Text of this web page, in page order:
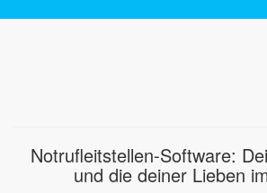
Notrufleitstellen-Software:
und die deiner Lieben